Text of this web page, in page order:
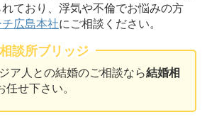
ており、浮気や不倫でお悩みの方
広島本社にご相談ください。
談所ブリッジ
ア人との結婚のご相談なら結婚相
任せ下さい。